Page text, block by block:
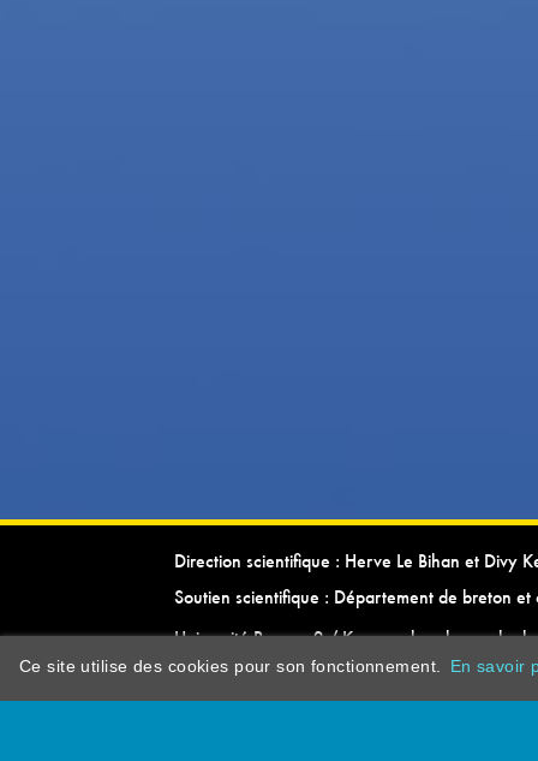
Direction scientifique : Herve Le Bihan et Divy
Soutien scientifique : Département de breton et
Université Rennes 2 / Kevrenn brezhoneg ha
Ce site utilise des cookies pour son fonctionnement. En savoir